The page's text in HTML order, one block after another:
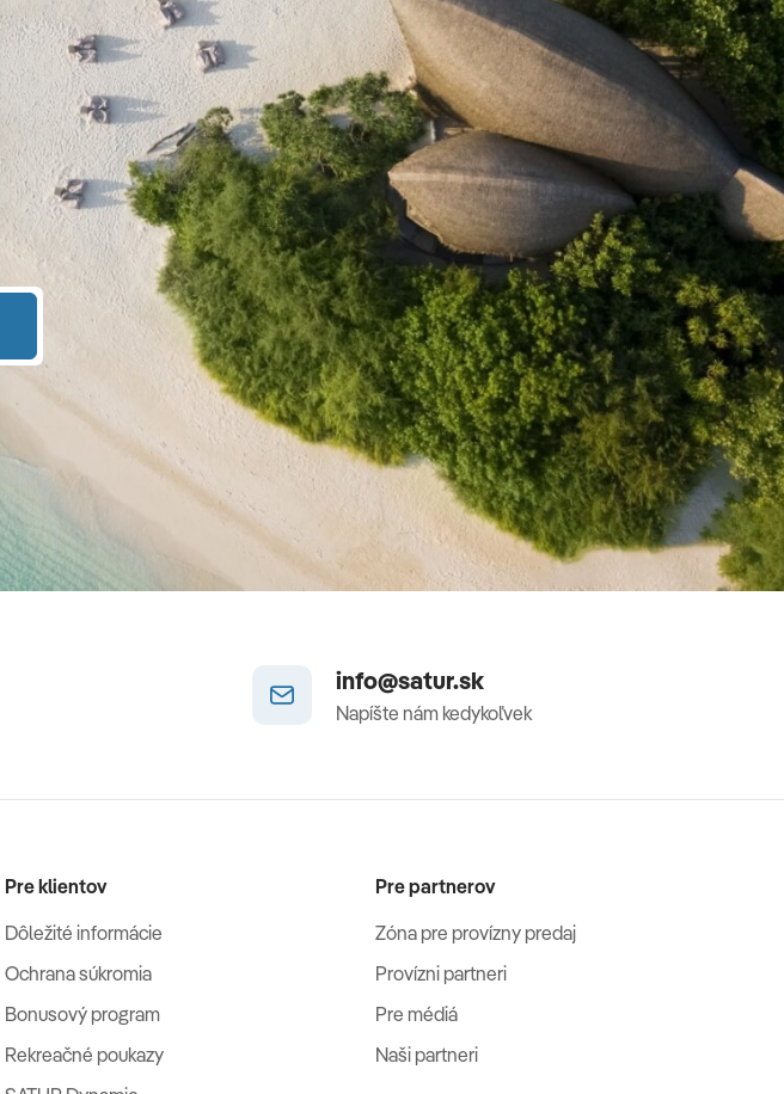
info@satur.sk
Napíšte nám kedykoľvek
Pre klientov
Dôležité informácie
Ochrana súkromia
Bonusový program
Rekreačné poukazy
Pre partnerov
Zóna pre provízny predaj
Provízni partneri
Pre médiá
Naši partneri